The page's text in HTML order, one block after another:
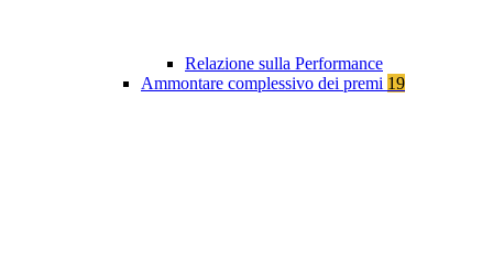
Relazione sulla Performance
Ammontare complessivo dei premi 19